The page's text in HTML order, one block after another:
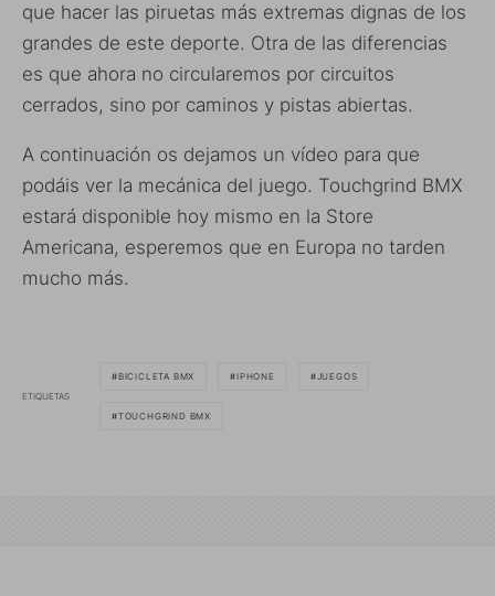
que hacer las piruetas más extremas dignas de los
grandes de este deporte. Otra de las diferencias
es que ahora no circularemos por circuitos
cerrados, sino por caminos y pistas abiertas.
A continuación os dejamos un vídeo para que
podáis ver la mecánica del juego. Touchgrind BMX
estará disponible hoy mismo en la Store
Americana, esperemos que en Europa no tarden
mucho más.
ETIQUETAS
BICICLETA BMX IPHONE JUEGOS
TOUCHGRIND BMX